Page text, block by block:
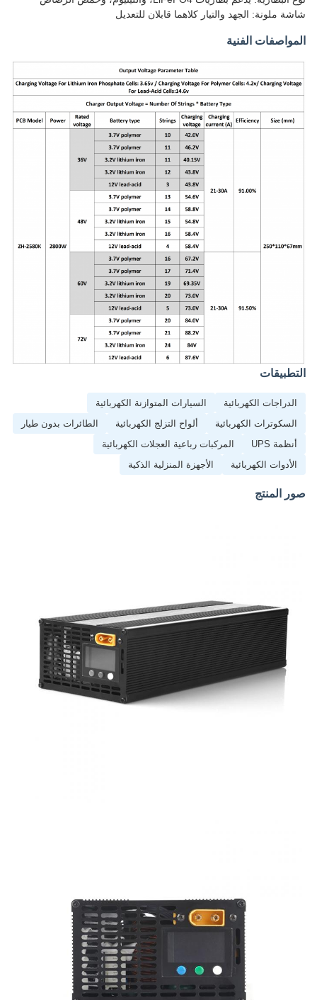
شاشة ملونة: الجهد والتيار كلاهما قابلان للتعديل
المواصفات الفنية
التطبيقات
الدراجات الكهربائية
السيارات المتوازنة الكهربائية
السكوترات الكهربائية
ألواح التزلج الكهربائية
الطائرات بدون طيار
أنظمة UPS
المركبات رباعية العجلات الكهربائية
الأدوات الكهربائية
الأجهزة المنزلية الذكية
صور المنتج